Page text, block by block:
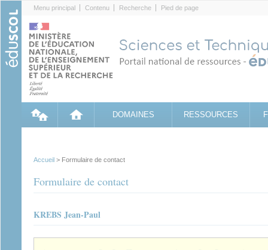
Menu principal Contenu Recherche Pied de page
DOMAINES RESSOURCES
Accueil > Formulaire de contact
Formulaire de contact
KREBS Jean-Paul